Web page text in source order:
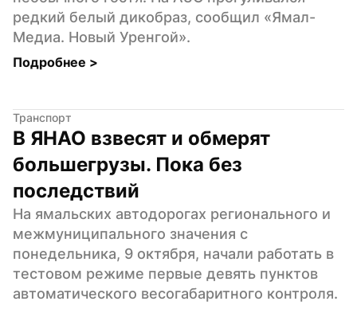
редкий белый дикобраз, сообщил «Ямал-
Медиа. Новый Уренгой».
Подробнее >
Транспорт
В ЯНАО взвесят и обмерят
большегрузы. Пока без
последствий
На ямальских автодорогах регионального и
межмуниципального значения с
понедельника, 9 октября, начали работать в
тестовом режиме первые девять пунктов
автоматического весогабаритного контроля.